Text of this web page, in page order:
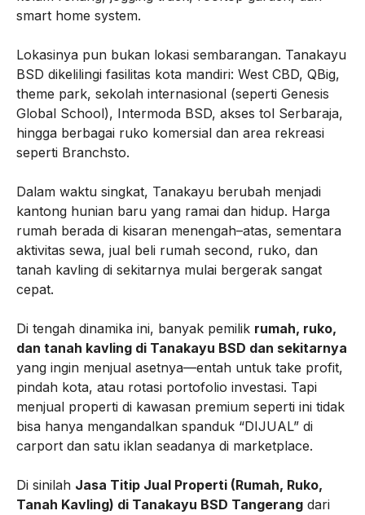
smart home system.
Lokasinya pun bukan lokasi sembarangan. Tanakayu
BSD dikelilingi fasilitas kota mandiri: West CBD, QBig,
theme park, sekolah internasional (seperti Genesis
Global School), Intermoda BSD, akses tol Serbaraja,
hingga berbagai ruko komersial dan area rekreasi
seperti Branchsto.
Dalam waktu singkat, Tanakayu berubah menjadi
kantong hunian baru yang ramai dan hidup. Harga
rumah berada di kisaran menengah–atas, sementara
aktivitas sewa, jual beli rumah second, ruko, dan
tanah kavling di sekitarnya mulai bergerak sangat
cepat.
Di tengah dinamika ini, banyak pemilik rumah, ruko,
dan tanah kavling di Tanakayu BSD dan sekitarnya
yang ingin menjual asetnya—entah untuk take profit,
pindah kota, atau rotasi portofolio investasi. Tapi
menjual properti di kawasan premium seperti ini tidak
bisa hanya mengandalkan spanduk “DIJUAL” di
carport dan satu iklan seadanya di marketplace.
Di sinilah Jasa Titip Jual Properti (Rumah, Ruko,
Tanah Kavling) di Tanakayu BSD Tangerang dari